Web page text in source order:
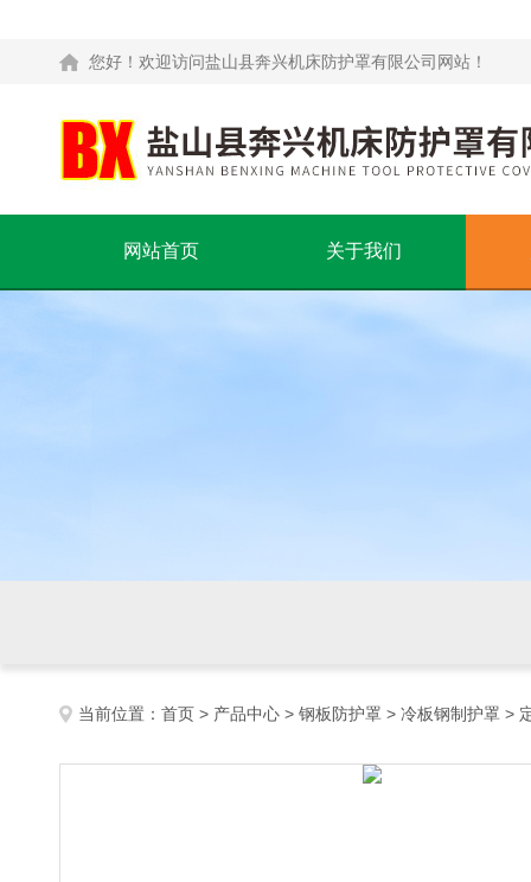
您好！欢迎访问盐山县奔兴机床防护罩有限公司网站！
网站首页 关于我们
当前位置： 首页 > 产品中心 > 钢板防护罩 > 冷板钢制护罩 >